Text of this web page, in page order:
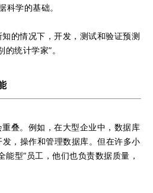
科学的基础。
的情况下，开发，测试和验证预测
统计学家”。
叠。例如，在大型企业中，数据库
，操作和管理数据库。但在许多小
能型”员工，他们也负责数据质量，